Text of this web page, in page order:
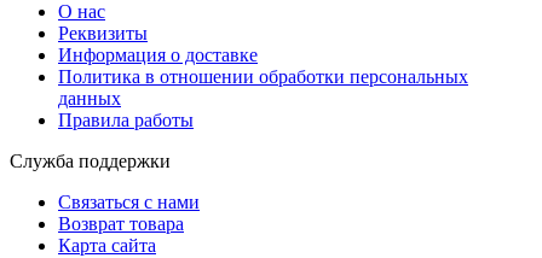
О нас
Реквизиты
Информация о доставке
Политика в отношении обработки персональных
данных
Правила работы
Служба поддержки
Связаться с нами
Возврат товара
Карта сайта